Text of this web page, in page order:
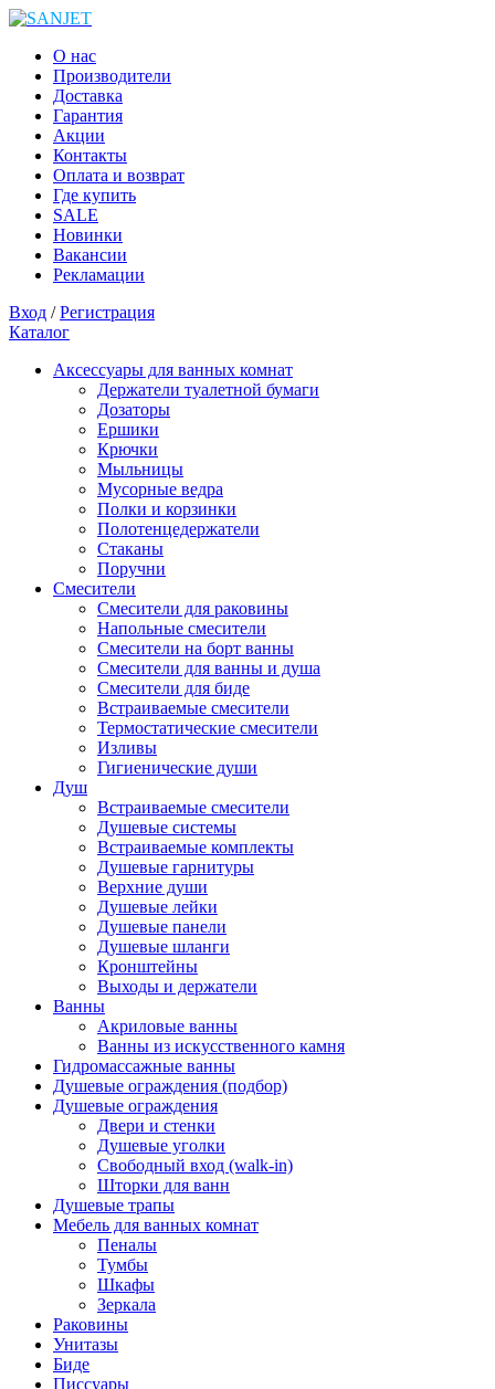
О нас
Производители
Доставка
Гарантия
Акции
Контакты
Оплата и возврат
Где купить
SALE
Новинки
Вакансии
Рекламации
Вход /Регистрация
Каталог
Аксессуары для ванных комнат
Держатели туалетной бумаги
Дозаторы
Ершики
Крючки
Мыльницы
Мусорные ведра
Полки и корзинки
Полотенцедержатели
Стаканы
Поручни
Смесители
Смесители для раковины
Напольные смесители
Смесители на борт ванны
Смесители для ванны и душа
Смесители для биде
Встраиваемые смесители
Термостатические смесители
Изливы
Гигиенические души
Душ
Встраиваемые смесители
Душевые системы
Встраиваемые комплекты
Душевые гарнитуры
Верхние души
Душевые лейки
Душевые панели
Душевые шланги
Кронштейны
Выходы и держатели
Ванны
Акриловые ванны
Ванны из искусственного камня
Гидромассажные ванны
Душевые ограждения (подбор)
Душевые ограждения
Двери и стенки
Душевые уголки
Свободный вход (walk-in)
Шторки для ванн
Душевые трапы
Мебель для ванных комнат
Пеналы
Тумбы
Шкафы
Зеркала
Раковины
Унитазы
Биде
Писсуары